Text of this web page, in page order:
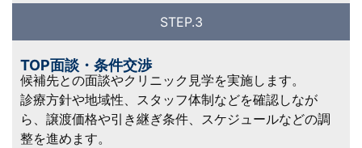
STEP.3
TOP面談・条件交渉
候補先との面談やクリニック見学を実施します。
診療方針や地域性、スタッフ体制などを確認しなが
ら、譲渡価格や引き継ぎ条件、スケジュールなどの調
整を進めます。